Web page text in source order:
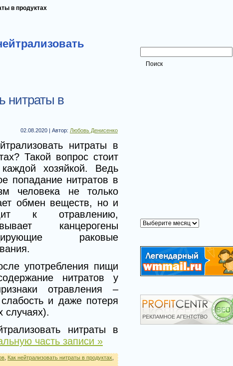
в продуктах
нитраты в
02.08.2020 | Автор: Любовь Денисенко
нитраты в
Такой вопрос стоит
хозяйкой. Ведь
попадание нитратов в
человека не только
обмен веществ, но и
к отравлению,
канцерогены
раковые
употребления пищи
нитратов у
отравления –
и даже потеря
случаях).
нитраты в
часть записи »
Как нейтрализовать нитраты в продуктах
Архивы